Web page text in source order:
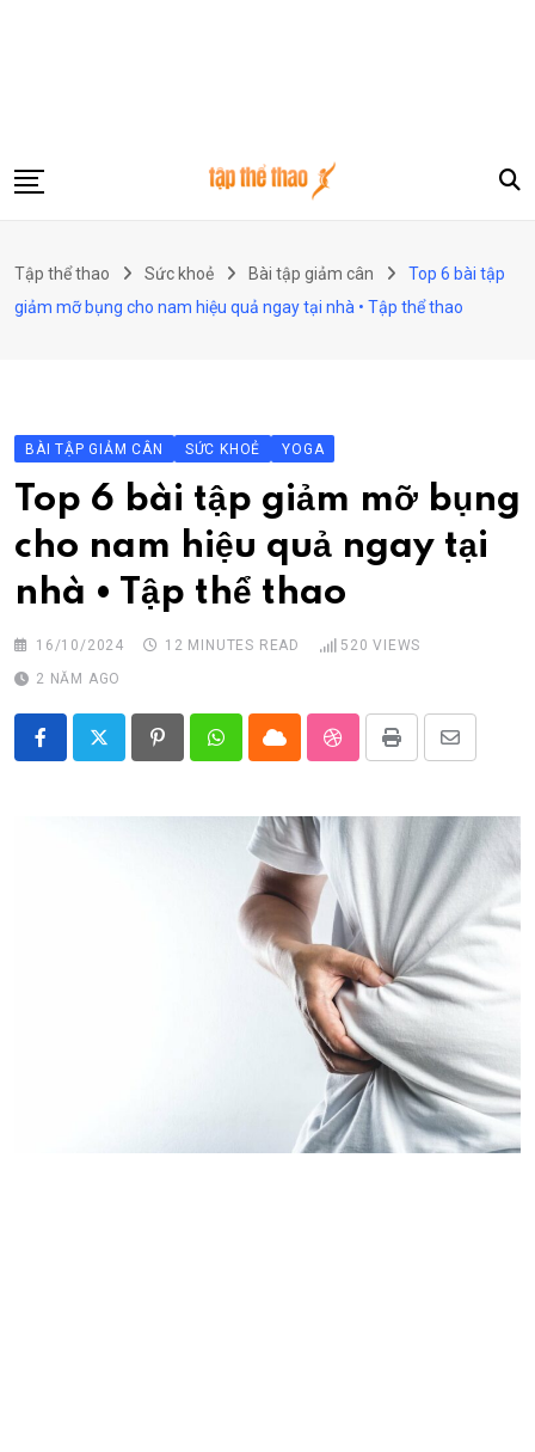
Công nghệ
Phong cách sống
Sức khoẻ
Thời trang
Thực phẩm
Tập thể thao Sức khoẻ Bài tập giảm cân
Top 6 bài tập
giảm mỡ bụng cho nam hiệu quả ngay tại nhà • Tập thể thao
BÀI TẬP GIẢM CÂN SỨC KHOẺ YOGA
Top 6 bài tập giảm mỡ bụng
cho nam hiệu quả ngay tại
nhà • Tập thể thao
16/10/2024 12 MINUTES READ 520 VIEWS
2 NĂM AGO
PinterestWhatsappCloud StumbleUpon
Print
Share
Email